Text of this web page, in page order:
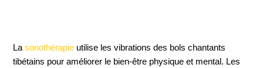
Lasonothérapie utilise les vibrations des bols chantants
tibétains pour améliorer le bien-être physique et mental. Les